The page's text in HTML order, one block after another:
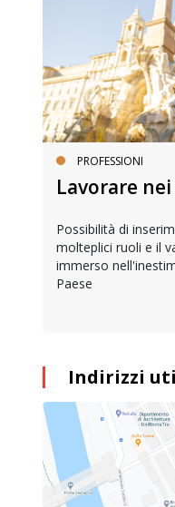
PROFESSIONI
Lavorare
Possibilità di
molteplici ruoli e il
immerso
Paese
Indirizzi